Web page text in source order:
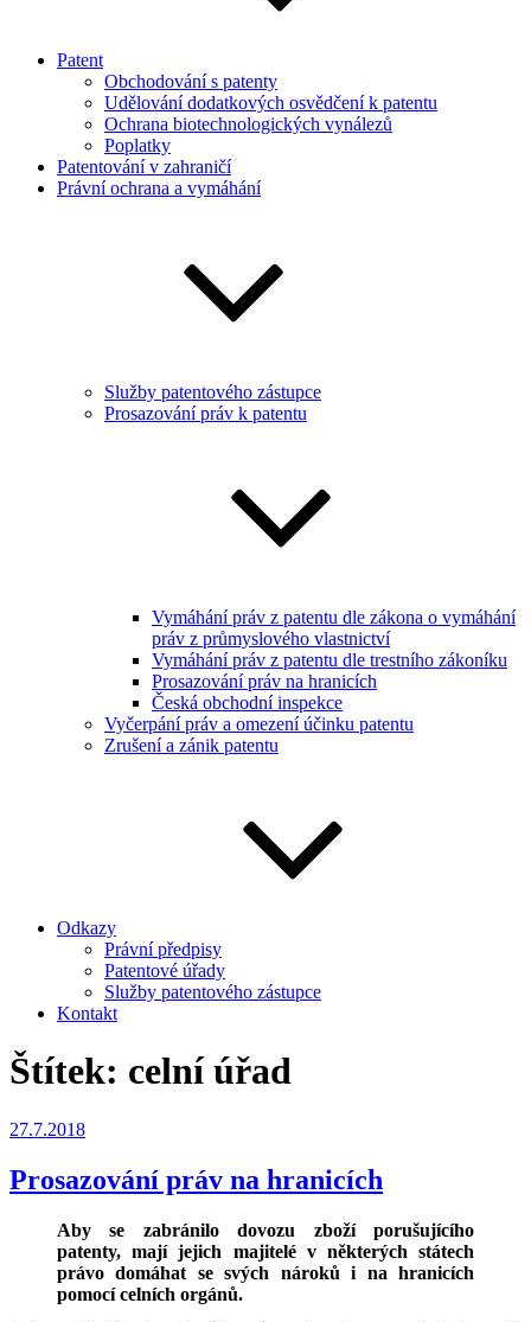
Patent
Obchodování s patenty
Udělování dodatkových osvědčení k patentu
Ochrana biotechnologických vynálezů
Poplatky
Patentování v zahraničí
Právní ochrana a vymáhání
Služby patentového zástupce
Prosazování práv k patentu
Vymáhání práv z patentu dle zákona o vymáhání
práv z průmyslového vlastnictví
Vymáhání práv z patentu dle trestního zákoníku
Prosazování práv na hranicích
Česká obchodní inspekce
Vyčerpání práv a omezení účinku patentu
Zrušení a zánik patentu
Odkazy
Právní předpisy
Patentové úřady
Služby patentového zástupce
Kontakt
Štítek: celní úřad
Publikováno
27.7.2018
Prosazování práv na hranicích
Aby se zabránilo dovozu zboží porušujícího
patenty, mají jejich majitelé v některých státech
právo domáhat se svých nároků i na hranicích
pomocí celních orgánů.